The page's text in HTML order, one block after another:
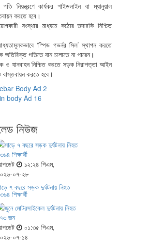
গতি নিয়ন্ত্রণে কার্যকর গাইডলাইন বা ম্যানুয়াল
করতে হবে।
সংস্থার মাধ্যমে কঠোর তদারকি নিশ্চিত
‘স্পিড গভর্নর সিল’ স্থাপন করতে
অতিরিক্ত গতিতে যান চালাতে না পারেন।
ও যানবাহন নিশ্চিত করতে সড়ক নিরাপত্তা আইন
করতে হবে।
নিউজ
১২:২৪ পিএম,
০৭-২৮
৭ বছরে সড়ক দুর্ঘটনায় নিহত
শিক্ষার্থী
০১:৩৫ পিএম,
০৭-১৪